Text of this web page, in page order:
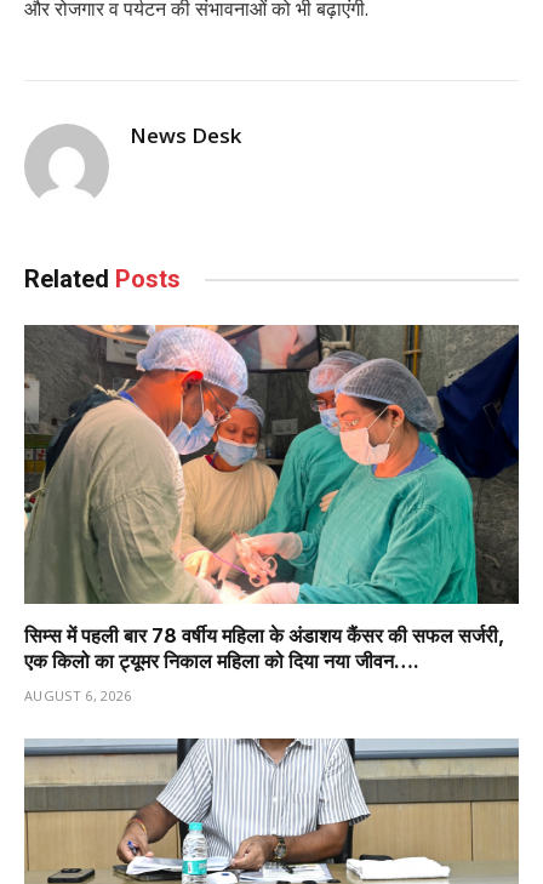
और रोजगार व पर्यटन की संभावनाओं को भी बढ़ाएंगी.
News Desk
Related Posts
सिम्स में पहली बार 78 वर्षीय महिला के अंडाशय कैंसर की सफल सर्जरी,
एक किलो का ट्यूमर निकाल महिला को दिया नया जीवन….
AUGUST 6, 2026